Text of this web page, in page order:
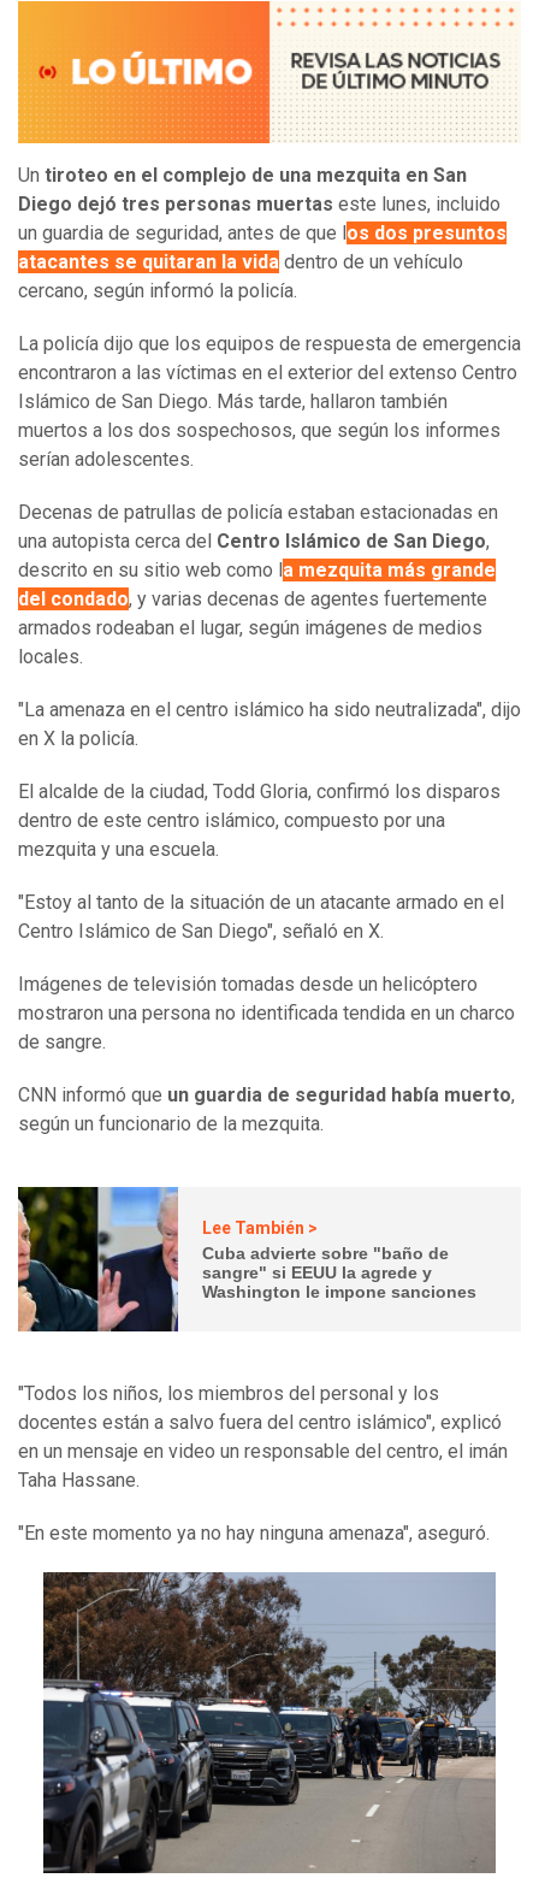
Un tiroteo en el complejo de una mezquita en San
Diego dejó tres personas muertas este lunes, incluido
un guardia de seguridad, antes de que los dos presuntos
atacantes se quitaran la vida dentro de un vehículo
cercano, según informó la policía.
La policía dijo que los equipos de respuesta de emergencia
encontraron a las víctimas en el exterior del extenso Centro
Islámico de San Diego. Más tarde, hallaron también
muertos a los dos sospechosos, que según los informes
serían adolescentes.
Decenas de patrullas de policía estaban estacionadas en
una autopista cerca del Centro Islámico de San Diego,
descrito en su sitio web como la mezquita más grande
del condado, y varias decenas de agentes fuertemente
armados rodeaban el lugar, según imágenes de medios
locales.
"La amenaza en el centro islámico ha sido neutralizada", dijo
en X la policía.
El alcalde de la ciudad, Todd Gloria, confirmó los disparos
dentro de este centro islámico, compuesto por una
mezquita y una escuela.
"Estoy al tanto de la situación de un atacante armado en el
Centro Islámico de San Diego", señaló en X.
Imágenes de televisión tomadas desde un helicóptero
mostraron una persona no identificada tendida en un charco
de sangre.
CNN informó que un guardia de seguridad había muerto,
según un funcionario de la mezquita.
Lee También >
Cuba advierte sobre "baño de
sangre" si EEUU la agrede y
Washington le impone sanciones
"Todos los niños, los miembros del personal y los
docentes están a salvo fuera del centro islámico", explicó
en un mensaje en video un responsable del centro, el imán
Taha Hassane.
"En este momento ya no hay ninguna amenaza", aseguró.